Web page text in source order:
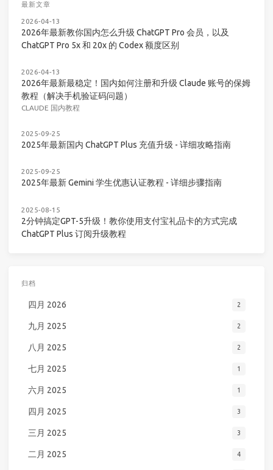
最新文章
2026-04-13
2026年最新教你国内怎么升级 ChatGPT Pro 会员，以及
ChatGPT Pro 5x 和 20x 的 Codex 额度区别
2026-04-13
2026年最新最稳定！国内如何注册和升级 Claude 账号的保姆
教程（解决手机验证码问题）
CLAUDE 国内教程
2025-09-25
2025年最新国内 ChatGPT Plus 充值升级 - 详细攻略指南
2025-09-25
2025年最新 Gemini 学生优惠认证教程 - 详细步骤指南
2025-08-15
2分钟搞定GPT-5升级！教你使用支付宝礼品卡的方式完成
ChatGPT Plus 订阅升级教程
归档
四月 2026 2
九月 2025 2
八月 2025 2
七月 2025 1
六月 2025 1
四月 2025 3
三月 2025 3
二月 2025 4